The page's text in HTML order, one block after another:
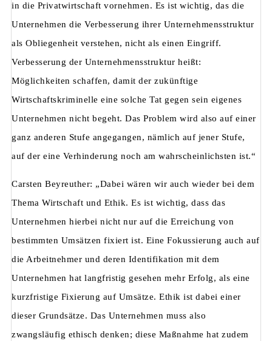
in die Privatwirtschaft vornehmen. Es ist wichtig, das die
Unternehmen die Verbesserung ihrer Unternehmensstruktur
als Obliegenheit verstehen, nicht als einen Eingriff.
Verbesserung der Unternehmensstruktur heißt:
Möglichkeiten schaffen, damit der zukünftige
Wirtschaftskriminelle eine solche Tat gegen sein eigenes
Unternehmen nicht begeht. Das Problem wird also auf einer
ganz anderen Stufe angegangen, nämlich auf jener Stufe,
auf der eine Verhinderung noch am wahrscheinlichsten ist.“
Carsten Beyreuther: „Dabei wären wir auch wieder bei dem
Thema Wirtschaft und Ethik. Es ist wichtig, dass das
Unternehmen hierbei nicht nur auf die Erreichung von
bestimmten Umsätzen fixiert ist. Eine Fokussierung auch auf
die Arbeitnehmer und deren Identifikation mit dem
Unternehmen hat langfristig gesehen mehr Erfolg, als eine
kurzfristige Fixierung auf Umsätze. Ethik ist dabei einer
dieser Grundsätze. Das Unternehmen muss also
zwangsläufig ethisch denken; diese Maßnahme hat zudem